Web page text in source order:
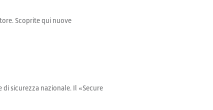
Scoprite qui nuove
sicurezza nazionale. Il «Secure